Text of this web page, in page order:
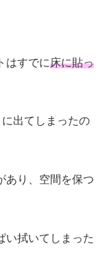
はすでに床に貼っ
に出てしまったの
あり、空間を保つ
拭いてしまった